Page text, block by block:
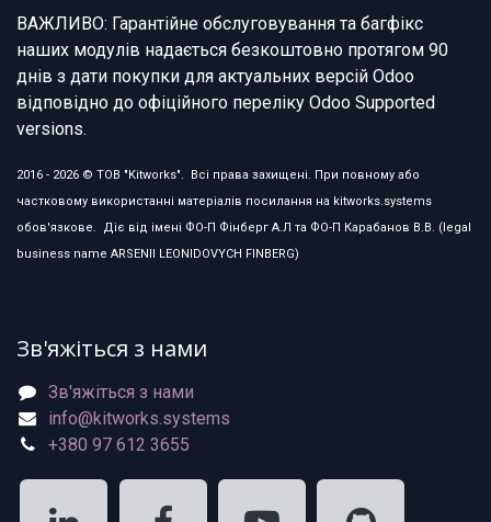
ВАЖЛИВО: Гарантійне обслуговування та багфікс
наших модулів надається безкоштовно протягом 90
днів з дати покупки для актуальних версій Odoo
відповідно до офіційного переліку Odoo Supported
versions.
2016 - 2026 © ТОВ "Kitworks". Всі права захищені. При повному або
частковому використанні матеріалів посилання на kitworks.systems
обов'язкове. Діє від імені ФО-П Фінберг А.Л та ФО-П Карабанов В.В. (legal
business name ARSENII LEONIDOVYCH FINBERG)
Зв'яжіться з нами
Зв'яжіться з нами
info@kitworks.systems
+380 97 612 3655